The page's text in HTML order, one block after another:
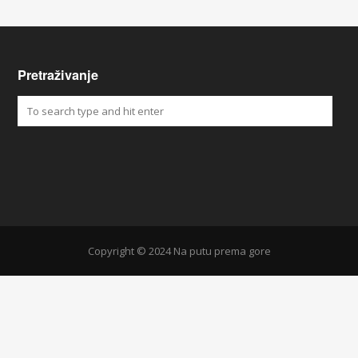
Pretraživanje
Copyright © 2024 Na putu prema gore